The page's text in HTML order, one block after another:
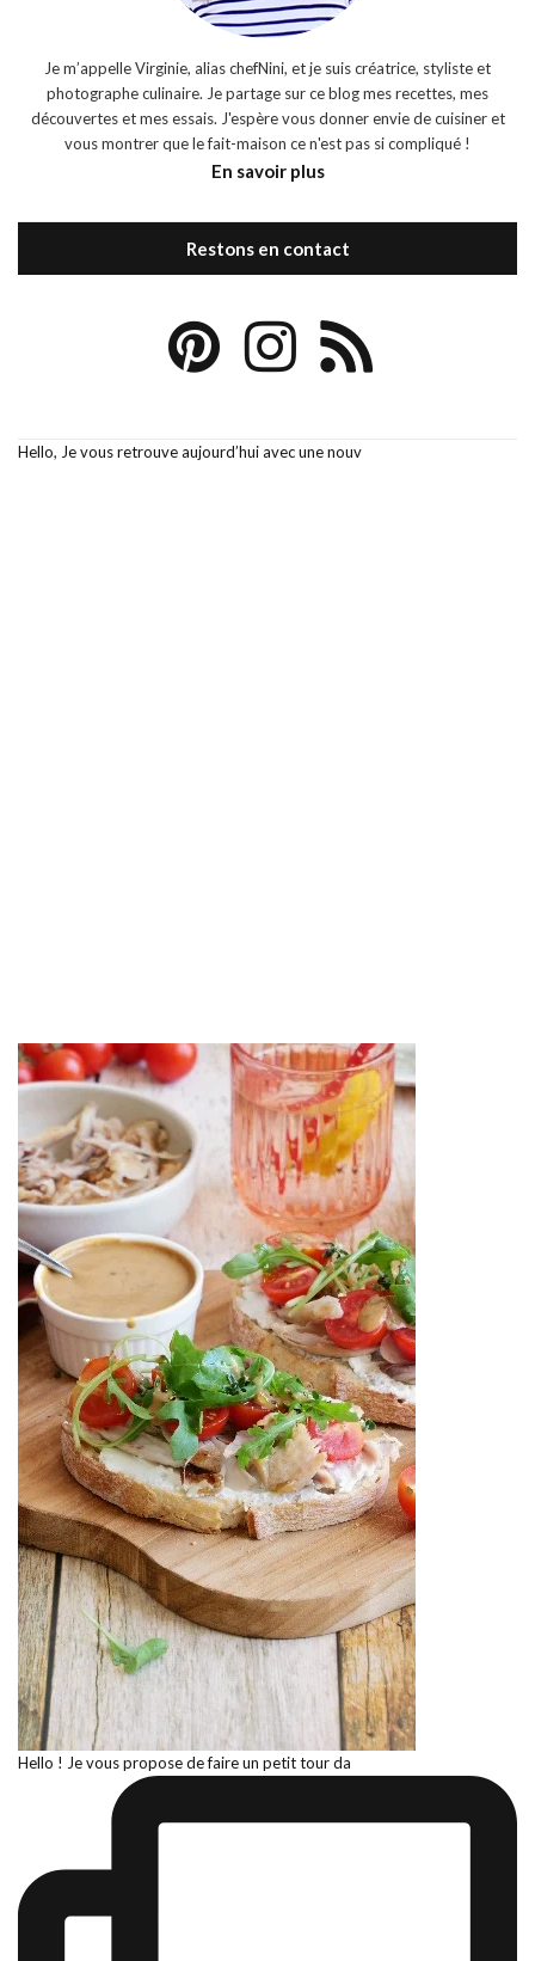
Je m’appelle Virginie, alias chefNini, et je suis créatrice, styliste et
photographe culinaire. Je partage sur ce blog mes recettes, mes
découvertes et mes essais. J'espère vous donner envie de cuisiner et
vous montrer que le fait-maison ce n'est pas si compliqué !
En savoir plus
Restons en contact
Hello, Je vous retrouve aujourd’hui avec une nouv
Hello ! Je vous propose de faire un petit tour da